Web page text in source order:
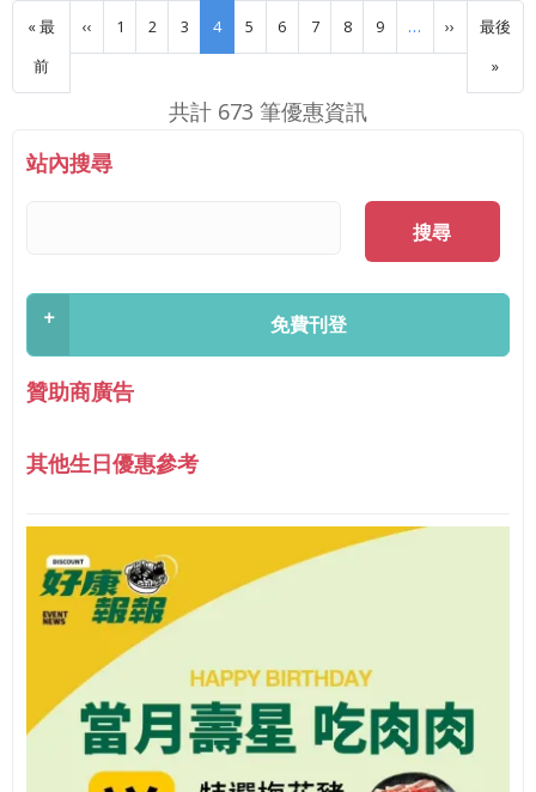
Pagination
« 最
前First page
‹‹Previous page
1 2 3 4 5 6 7 8 9 … ›› 下一頁
最後
»Last
共計 673 筆優惠資訊
站內搜尋
搜尋
+ 免費刊登
贊助商廣告
其他生日優惠參考